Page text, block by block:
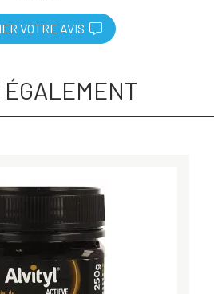
VOTRE AVIS